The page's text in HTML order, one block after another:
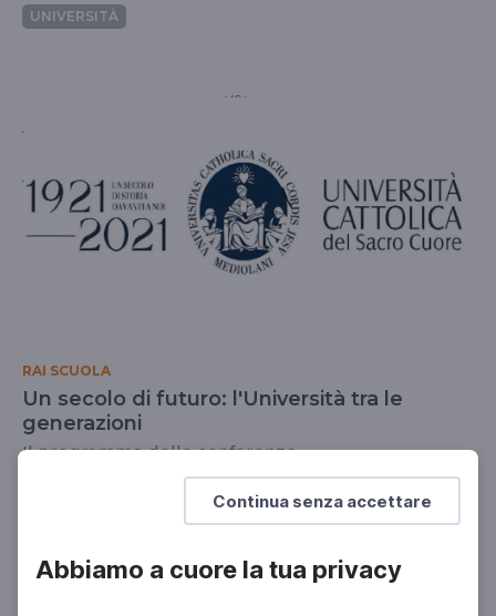
Continua senza accettare
Abbiamo a cuore la tua privacy
UNIVERSITÀ
RAI SCUOLA
Un secolo di futuro: l'Università tra le
generazioni
Il programma delle conferenze